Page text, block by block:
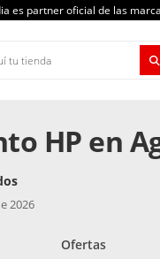
es partner oficial de las
HP en
2026
Ofertas